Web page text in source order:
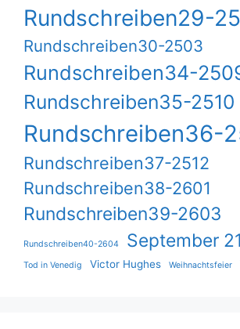
Rundschreiben29-
Rundschreiben30-2503
Rundschreiben34-
Rundschreiben35-2510
Rundschreiben36-
Rundschreiben37-2512
Rundschreiben38-2601
Rundschreiben39-2603
Rundschreiben40-2604 September 21
Tod in Venedig Victor Hughes Weihnachtsfeier